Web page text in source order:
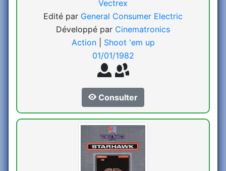
Vectrex
Edité par General Consumer Electric
Développé par Cinematronics
Action
Shoot 'em up
01/01/1982
Consulter